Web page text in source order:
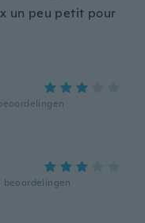
un peu petit pour
beoordelingen